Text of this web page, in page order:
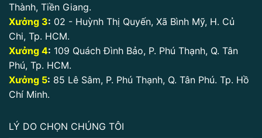
Thành, Tiền Giang.
Xưởng 3: 02 - Huỳnh Thị Quyến, Xã Bình Mỹ, H. Củ
Chi, Tp. HCM.
Xưởng 4: 109 Quách Đình Bảo, P. Phú Thạnh, Q. Tân
Phú, Tp. HCM.
Xưởng 5: 85 Lê Sâm, P. Phú Thạnh, Q. Tân Phú. Tp. Hồ
Chí Minh.
LÝ DO CHỌN CHÚNG TÔI